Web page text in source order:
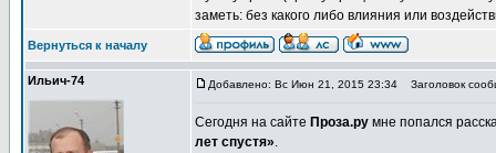
заметь: без какого либо влияния или
Вернуться к началу
Ильич-74 Добавлено: Вс Июн 21, 2015 23:34 Заголовок
Сегодня на сайте Проза.ру мне попался
лет спустя».